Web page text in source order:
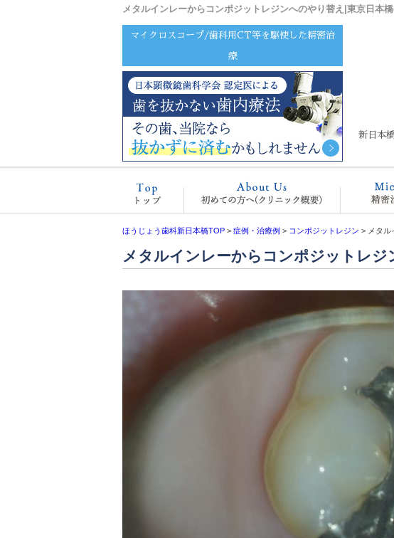
メタルインレーからコンポジットレジンへのやり替え|東京日本
マイクロスコープ/歯科用CT等を駆使した精密治
療
新日本
クリニック
ほうじょう歯科新日本橋TOP > 症例・治療例 > コンポジットレジン > メタ
メタルインレーからコンポジットレジ